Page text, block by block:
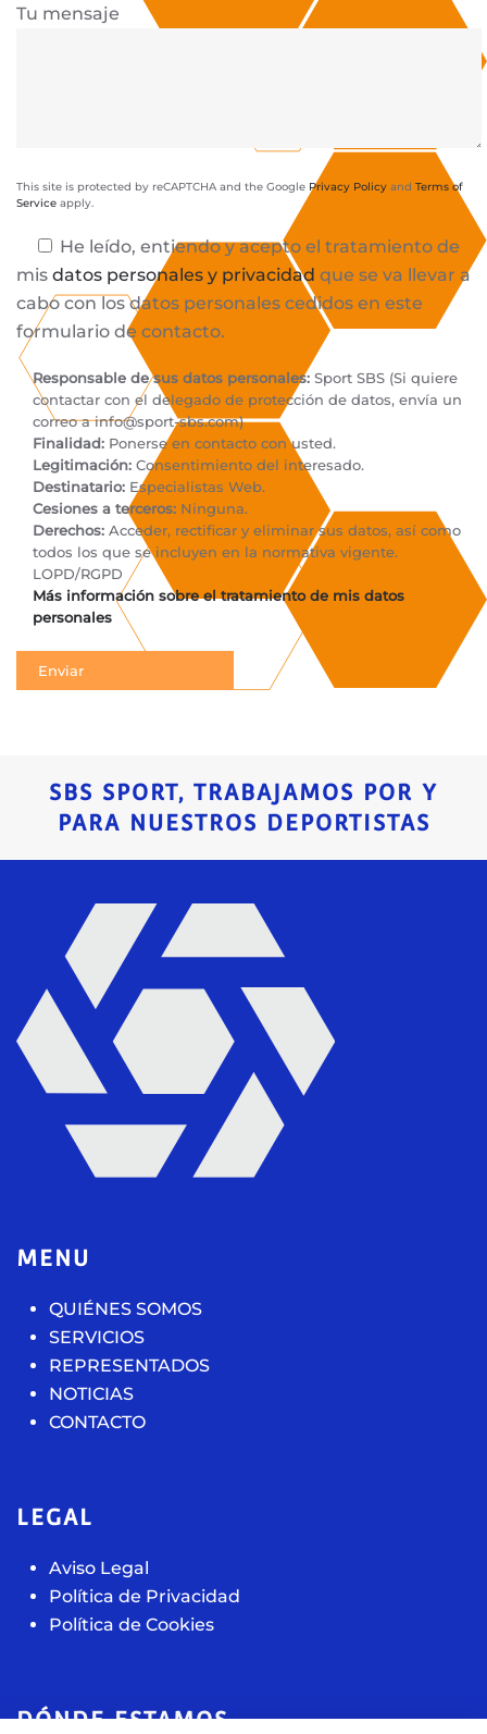
Tu mensaje
This site is protected by reCAPTCHA and the Google Privacy Policy and Terms of
Service apply.
He leído, entiendo y acepto el tratamiento de
mis datos personales y privacidad que se va llevar a
cabo con los datos personales cedidos en este
formulario de contacto.
Responsable de sus datos personales: Sport SBS (Si quiere
contactar con el delegado de protección de datos, envía un
correo ainfo@sport-sbs.com)
Finalidad: Ponerse en contacto con usted.
Legitimación: Consentimiento del interesado.
Destinatario: Especialistas Web.
Cesiones a terceros: Ninguna.
Derechos: Acceder, rectificar y eliminar sus datos, así como
todos los que se incluyen en la normativa vigente.
LOPD/RGPD
Más información sobre el tratamiento de mis datos
personales
SBS SPORT, TRABAJAMOS POR Y
PARA NUESTROS DEPORTISTAS
MENU
QUIÉNES SOMOS
SERVICIOS
REPRESENTADOS
NOTICIAS
CONTACTO
LEGAL
Aviso Legal
Política de Privacidad
Política de Cookies
DÓNDE ESTAMOS